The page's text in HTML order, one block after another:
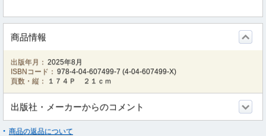
商品情報
出版年月： 2025年8月
ISBNコード： 978-4-04-607499-7 (4-04-607499-X)
頁数・縦：
１７４Ｐ ２１ｃｍ
出版社・メーカーからのコメント
商品の返品について